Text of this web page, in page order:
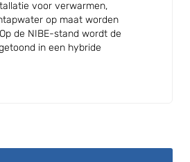
voor verwarmen,
op maat worden
de NIBE-stand wordt de
in een hybride